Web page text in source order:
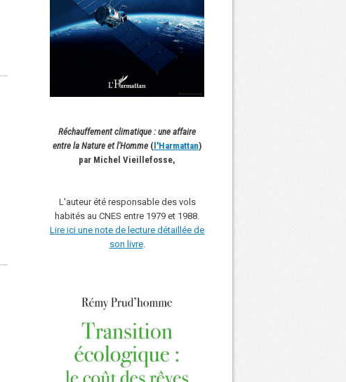
Réchauffement climatique : une affaire
entre la Nature et l'Homme (l'Harmattan)
par Michel Vieillefosse,
L'auteur été responsable des vols
habités au CNES entre 1979 et 1988.
Lire ici une note de lecture détaillée de
son livre.